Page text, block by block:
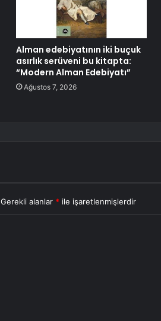
Alman edebiyatının iki buçuk
asırlık serüveni bu kitapta:
“Modern Alman Edebiyatı”
Ağustos 7, 2026
Gerekli alanlar * ile işaretlenmişlerdir